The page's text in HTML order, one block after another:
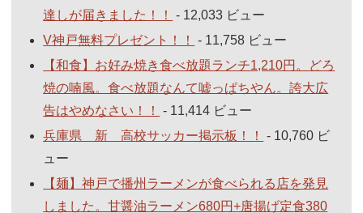
達しが届きました！！
- 12,033 ビュー
V神戸無料プレゼント！！
- 11,758 ビュー
【和食】お好み焼き食べ放題ランチ1,210円。どろ
焼の喃風。食べ放題なんて嘘っぱちやん。誇大広
告はやめなさい！！
- 11,414 ビュー
兵庫県 新 高校サッカー掲示板！！
- 10,760 ビ
ュー
【麺】神戸で播州ラーメンが食べられる店を発見
しました。甘醤油ラーメン680円+唐揚げ定食380